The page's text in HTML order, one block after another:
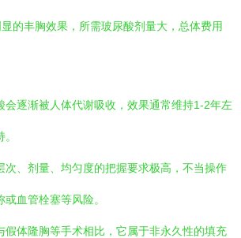
显的丰胸效果，所需玻尿酸剂量大，总体费用
会逐渐被人体代谢吸收，效果通常维持1-2年左
次、剂量、均匀度的把握要求极高，不当操作
血管栓塞等风险。
假体隆胸等手术相比，它属于非永久性的填充